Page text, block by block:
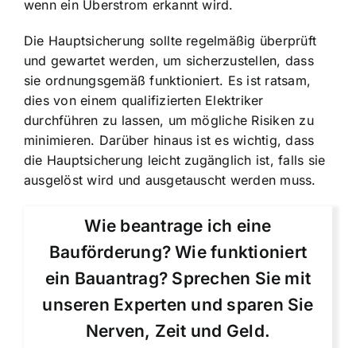
wenn ein Überstrom erkannt wird.
Die Hauptsicherung sollte regelmäßig überprüft
und gewartet werden, um sicherzustellen, dass
sie ordnungsgemäß funktioniert. Es ist ratsam,
dies von einem qualifizierten Elektriker
durchführen zu lassen, um mögliche Risiken zu
minimieren. Darüber hinaus ist es wichtig, dass
die Hauptsicherung leicht zugänglich ist, falls sie
ausgelöst wird und ausgetauscht werden muss.
Wie beantrage ich eine
Bauförderung? Wie funktioniert
ein Bauantrag? Sprechen Sie mit
unseren Experten und sparen Sie
Nerven, Zeit und Geld.